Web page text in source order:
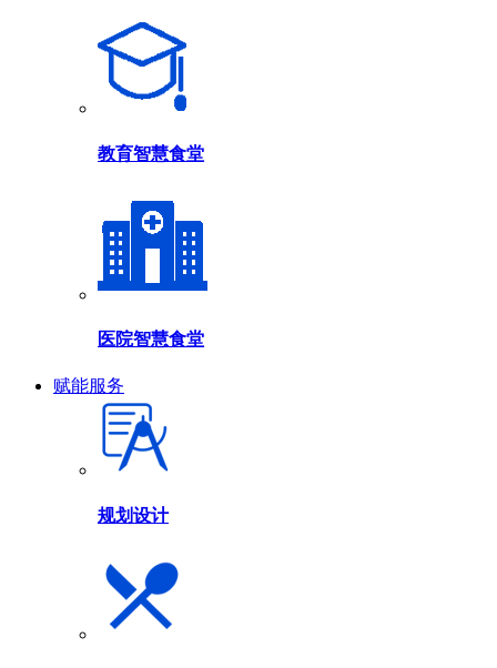
教育智慧食堂
医院智慧食堂
赋能服务
规划设计